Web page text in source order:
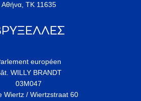
Αθήνα, ΤΚ 11635
européen
WILLY BRANDT
03M047
Wiertz / Wiertzstraat 60